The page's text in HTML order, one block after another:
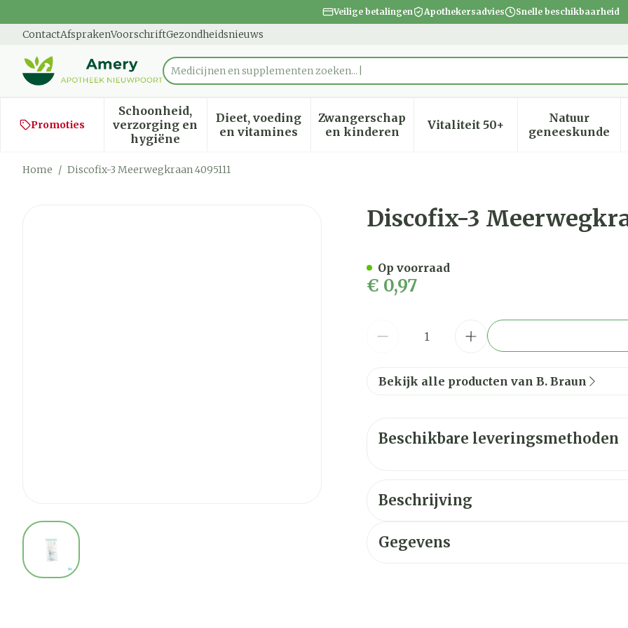
Veilige betalingen Apothekersadvies Snelle beschikbaarheid
ContactAfsprakenVoorschriftGezondheidsnieuws
Product, merk, categorie...
Medicijnen en supplementen zoeke
Promoties
Schoonheid,
verzorging en
hygiëne
Toon submenu voor Schoonheid, verzorging en hygiëne categorie
Dieet, voeding
en vitaminesToon submenu voor Dieet, voeding en vitamines categorie
Zwangerschap
en kinderenToon submenu voor Zwangerschap en
Vitaliteit 50+Toon submenu voor
Natuur
geneeskunde
Toon
Home / Discofix-3 Meerwegkraan 4095111
View larger image
Discofix-3 Meerwegkraan 4095111Discofix-3
€ 0,97
Op voorraad
Bekijk alle producten van B. Braun
Beschikbare leveringsmethoden
Beschrijving
Gegevens